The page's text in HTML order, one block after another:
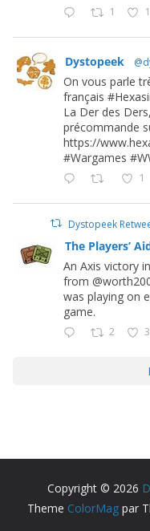
1 1
Dystopeek
On vous parle
français
La Der des
précommande
https://
#Wargames
1
Dystopeek
The Players’
An Axis victory
from
was playing on
game.
2
Copyright © 2026
Theme ColorMag par